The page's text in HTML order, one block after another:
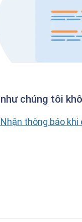
chúng tôi
Nhận thông báo